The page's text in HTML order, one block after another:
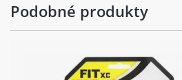
Podobné produkty